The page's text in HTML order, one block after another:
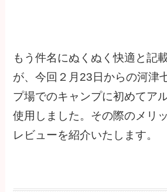
もう件名にぬくぬく快適と記
が、今回２月23日からの河津
プ場でのキャンプに初めてア
使用しました。その際のメリ
レビューを紹介いたします。